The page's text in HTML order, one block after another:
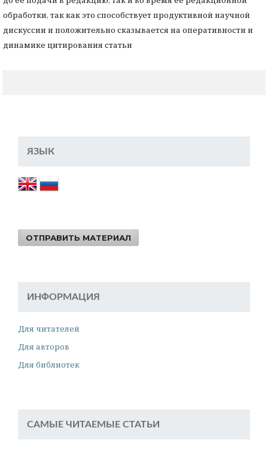
обработки, так как это способствует продуктивной научной
дискуссии и положительно сказывается на оперативности и
динамике цитирования статьи
ЯЗЫК
ОТПРАВИТЬ МАТЕРИАЛ
ИНФОРМАЦИЯ
Для читателей
Для авторов
Для библиотек
САМЫЕ ЧИТАЕМЫЕ СТАТЬИ